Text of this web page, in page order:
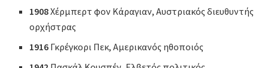
1908Χέρμπερτ φον Κάραγιαν, Αυστριακός διευθυντής
ορχήστρας
1916 Γκρέγκορι Πεκ, Αμερικανός ηθοποιός